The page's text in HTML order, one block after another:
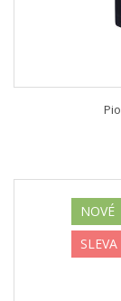
NOVÉ
SLEVA